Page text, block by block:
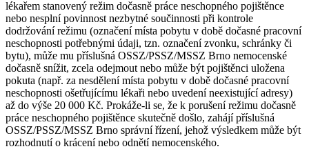
lékařem stanovený režim dočasně práce neschopného pojištěnce
nebo nesplní povinnost nezbytné součinnosti při kontrole
dodržování režimu (označení místa pobytu v době dočasné pracovní
neschopnosti potřebnými údaji, tzn. označení zvonku, schránky či
bytu), může mu příslušná OSSZ/PSSZ/MSSZ Brno nemocenské
dočasně snížit, zcela odejmout nebo může být pojištěnci uložena
pokuta (např. za nesdělení místa pobytu v době dočasné pracovní
neschopnosti ošetřujícímu lékaři nebo uvedení neexistující adresy)
až do výše 20 000 Kč. Prokáže-li se, že k porušení režimu dočasně
práce neschopného pojištěnce skutečně došlo, zahájí příslušná
OSSZ/PSSZ/MSSZ Brno správní řízení, jehož výsledkem může být
rozhodnutí o krácení nebo odnětí nemocenského.